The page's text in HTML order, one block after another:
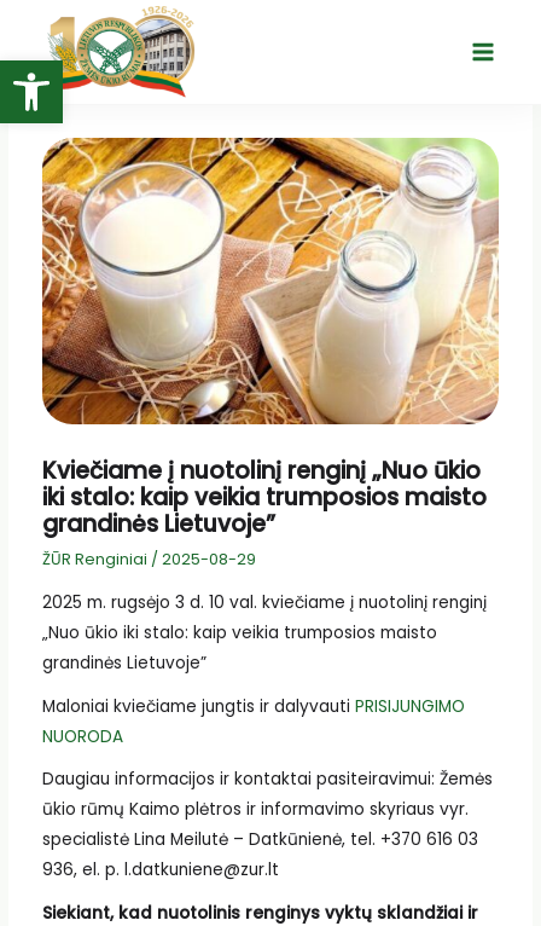
Open toolbar
turinio
Main
Kviečiame į nuotolinį renginį „Nuo ūkio
iki stalo: kaip veikia trumposios maisto
grandinės Lietuvoje”
ŽŪR Renginiai / 2025-08-29
2025 m. rugsėjo 3 d. 10 val. kviečiame į nuotolinį renginį
„Nuo ūkio iki stalo: kaip veikia trumposios maisto
grandinės Lietuvoje”
Maloniai kviečiame jungtis ir dalyvauti PRISIJUNGIMO
NUORODA
Daugiau informacijos ir kontaktai pasiteiravimui: Žemės
ūkio rūmų Kaimo plėtros ir informavimo skyriaus vyr.
specialistė Lina Meilutė – Datkūnienė, tel. +370 616 03
936, el. p. l.datkuniene@zur.lt
Siekiant, kad nuotolinis renginys vyktų sklandžiai ir